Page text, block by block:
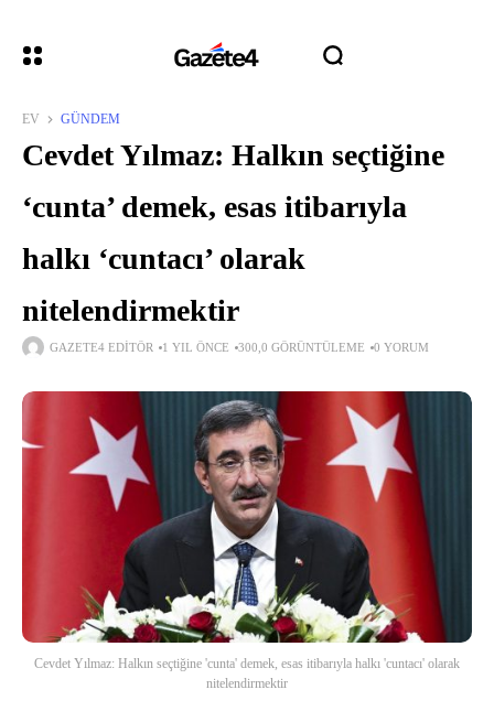
EV GÜNDEM
Cevdet Yılmaz: Halkın seçtiğine
‘cunta’ demek, esas itibarıyla
halkı ‘cuntacı’ olarak
nitelendirmektir
GAZETE4 EDITÖR 1 YIL ÖNCE 300,0 GÖRÜNTÜLEME 0 YORUM
Cevdet Yılmaz: Halkın seçtiğine 'cunta' demek, esas itibarıyla halkı 'cuntacı' olarak
nitelendirmektir